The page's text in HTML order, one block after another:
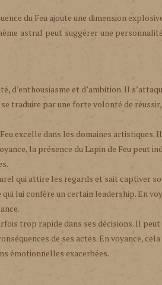
du Feu ajoute une dimension
astral peut suggérer une
d’enthousiasme et d’ambition. Il
traduire par une forte volonté de
excelle dans les domaines artistiques.
la présence du Lapin de Feu peut
qui attire les regards et sait captiver
lui confère un certain leadership. En
trop rapide dans ses décisions. Il
de ses actes. En voyance,
émotionnelles exacerbées.